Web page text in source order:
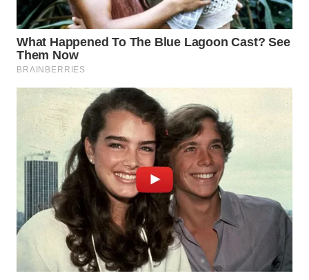
JATIM
WN
BALI
WN
KALBAR
KALTENG
WN
KALTARA
KALSEL